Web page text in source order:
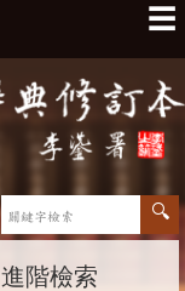
☰
進階檢索